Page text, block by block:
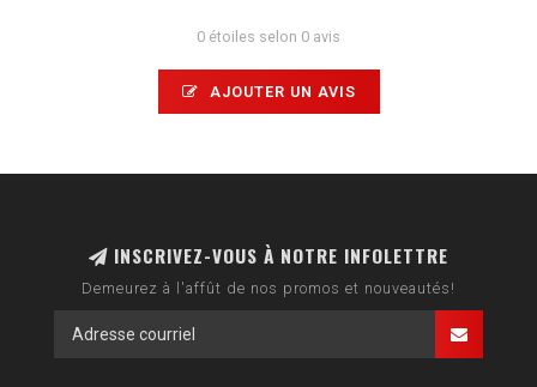
0 étoiles selon 0 avis
AJOUTER UN AVIS
INSCRIVEZ-VOUS À NOTRE INFOLETTRE
Demeurez à l'affût de nos promos et nouveautés!